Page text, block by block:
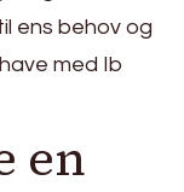
ens behov og
med Ib
en